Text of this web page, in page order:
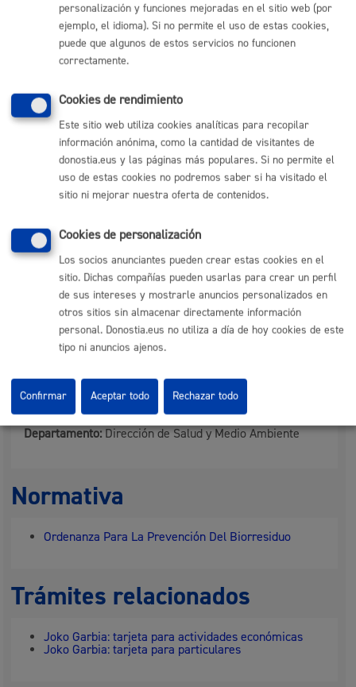
Gratuito
Plazo de resolución y sentido
del silencio
Plazo estimado:5 días Plazo legal:No procede
Sentido del silencio:No procede
Pasos del procedimiento
1. Registro de la solicitud
2. Confirmación de inscripción
3. Recogida del material necesario
4. Orientación sobre la práctica del compostaje
5. Alta en el registro municipal de compostaje
Responsable de la tramitación
Departamento:Dirección de Salud y Medio Ambiente
Normativa
Ordenanza Para La Prevención Del Biorresiduo
Trámites relacionados
Joko Garbia: tarjeta para actividades económicas
Joko Garbia: tarjeta para particulares
personalización y funciones mejoradas en el sitio web (por
ejemplo, el idioma). Si no permite el uso de estas cookies,
puede que algunos de estos servicios no funcionen
correctamente.
Cookies de rendimiento
Este sitio web utiliza cookies analíticas para recopilar
información anónima, como la cantidad de visitantes de
donostia.eus y las páginas más populares. Si no permite el
uso de estas cookies no podremos saber si ha visitado el
sitio ni mejorar nuestra oferta de contenidos.
Cookies de personalización
Los socios anunciantes pueden crear estas cookies en el
sitio. Dichas compañías pueden usarlas para crear un perfil
de sus intereses y mostrarle anuncios personalizados en
otros sitios sin almacenar directamente información
personal. Donostia.eus no utiliza a día de hoy cookies de este
tipo ni anuncios ajenos.
Rechazar todo
Confirmar Aceptar todo